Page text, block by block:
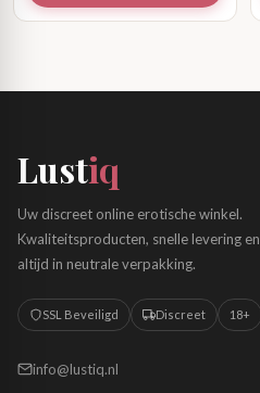
Lustiq
Uw discreet online erotische winkel.
Kwaliteitsproducten, snelle levering en
altijd in neutrale verpakking.
SSL Beveiligd Discreet 18+
info@lustiq.nl